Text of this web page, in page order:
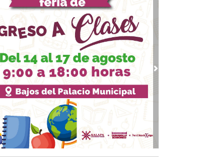
una cartulina con mensajes
en Papantla!!!
/ 16:45
de Veracruz se suma a la Jornada
de Reforestación 2026
/ 16:34
espuma?
/ 16:33
confianza:la prueba de la seguridad
/ 15:34
Ayuntamiento de Veracruz a canino
de riesgo en zona norte de la ciudad
Next